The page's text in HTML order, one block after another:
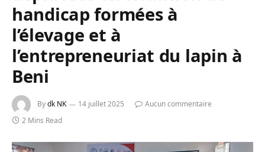
handicap formées à
l’élevage et à
l’entrepreneuriat du lapin à
Beni
Bydk NK 14 juillet 2025
Aucun commentaire
2 Mins Read